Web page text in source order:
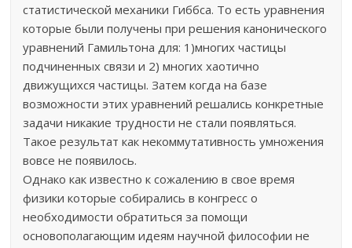
статистической механики Гиббса. То есть уравнения
которые были получены при решения канонического
уравнений Гамильтона для: 1)многих частицы
подчиненных связи и 2) многих хаотично
движущихся частицы. Затем когда на базе
возможности этих уравнений решались конкретные
задачи никакие трудности не стали появляться.
Такое результат как некоммутативность умножения
вовсе не появилось.
Однако как известно к сожалению в свое время
физики которые собирались в конгресс о
необходимости обратиться за помощи
основополагающим идеям научной философии не